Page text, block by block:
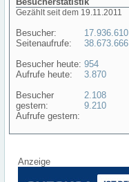
Gezählt seit dem 19.11.2011
Besucher:
Seitenaufrufe:
Besucher heute:
Aufrufe heute:
Besucher
gestern:
Aufrufe gestern:
17.936.610
38.673.666
954
3.870
2.108
9.210
Anzeige